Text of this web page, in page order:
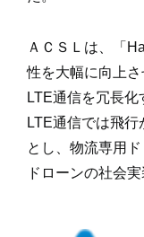
ＡＣＳＬは、「
性を大幅に向上
LTE通信を冗長
LTE通信では飛
とし、物流専用
ドローンの社会